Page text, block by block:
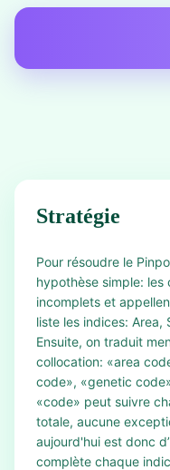
Stratégie
Pour résoudre le
hypothèse simple:
incomplets et
liste les indices: Area,
Ensuite, on traduit
collocation: «area
code», «genetic
«code» peut suivre
totale, aucune
aujourd'hui est donc
complète chaque